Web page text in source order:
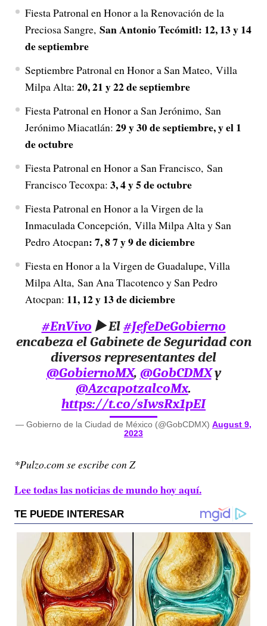
Fiesta Patronal en Honor a la Renovación de la
Preciosa Sangre, San Antonio Tecómitl: 12, 13 y 14
de septiembre
Septiembre Patronal en Honor a San Mateo, Villa
Milpa Alta: 20, 21 y 22 de septiembre
Fiesta Patronal en Honor a San Jerónimo, San
Jerónimo Miacatlán: 29 y 30 de septiembre, y el 1
de octubre
Fiesta Patronal en Honor a San Francisco, San
Francisco Tecoxpa: 3, 4 y 5 de octubre
Fiesta Patronal en Honor a la Virgen de la
Inmaculada Concepción, Villa Milpa Alta y San
Pedro Atocpan: 7, 8 7 y 9 de diciembre
Fiesta en Honor a la Virgen de Guadalupe, Villa
Milpa Alta, San Ana Tlacotenco y San Pedro
Atocpan: 11, 12 y 13 de diciembre
#EnVivo ▶️ El#JefeDeGobierno
encabeza el Gabinete de Seguridad con
diversos representantes del
@GobiernoMX, @GobCDMXy
@AzcapotzalcoMx.
https://t.co/sIwsRx1pEI
— Gobierno de la Ciudad de México (@GobCDMX) August 9,
2023
*Pulzo.com se escribe con Z
Lee todas las noticias de mundo hoy aquí.